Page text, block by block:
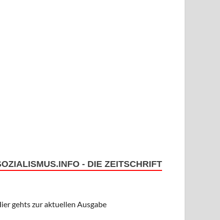
- DIE ZEITSCHRIFT
gehts zur aktuellen Ausgabe